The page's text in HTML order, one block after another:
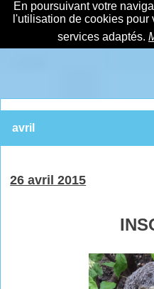
En poursuivant votre
l'utilisation de cookies
services adaptés.
avril
26 avril 2015